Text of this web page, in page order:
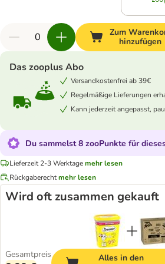
Zum
hinzufügen
Das zooplus Abo
Versandkostenfrei ab 39€
Regelmäßige Lieferungen
Kann jederzeit angepasst,
Du sammelst 8 zooPunkte für
Lieferzeit 2-3 Werktagemehr lesen
Rückgaberechtmehr lesen
Wird oft zusammen gekauft
Gesamtpreis
Alles in den